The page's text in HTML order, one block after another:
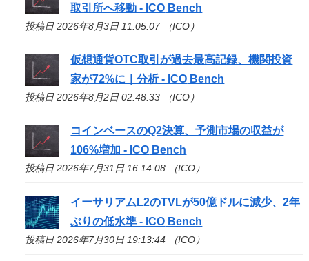
取引所へ移動 - ICO Bench
投稿日 2026年8月3日 11:05:07 （ICO）
仮想通貨OTC取引が過去最高記録、機関投資
家が72%に｜分析 - ICO Bench
投稿日 2026年8月2日 02:48:33 （ICO）
コインベースのQ2決算、予測市場の収益が
106%増加 - ICO Bench
投稿日 2026年7月31日 16:14:08 （ICO）
イーサリアムL2のTVLが50億ドルに減少、2年
ぶりの低水準 - ICO Bench
投稿日 2026年7月30日 19:13:44 （ICO）